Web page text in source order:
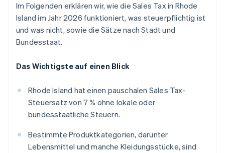
Im Folgenden erklären wir, wie die Sales Tax in Rhode
Island im Jahr 2026 funktioniert, was steuerpflichtig ist
und was nicht, sowie die Sätze nach Stadt und
Bundesstaat.
Das Wichtigste auf einen Blick
Rhode Island hat einen pauschalen Sales Tax-
Steuersatz von 7 % ohne lokale oder
bundesstaatliche Steuern.
Bestimmte Produktkategorien, darunter
Lebensmittel und manche Kleidungsstücke, sind